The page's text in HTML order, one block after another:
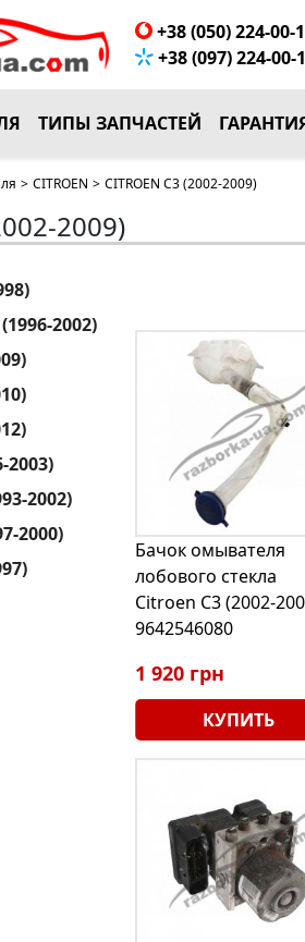
+38 (050) 224-00-
+38 (097) 224-00-
ТИПЫ ЗАПЧАСТЕЙ
> CITROEN > CITROEN C3 (2002-2009)
2009)
2002)
2003)
2002)
2000)
Бачок омывателя
лобового стекла
Citroen C3 (2002-
9642546080
1 920 грн
КУПИТЬ